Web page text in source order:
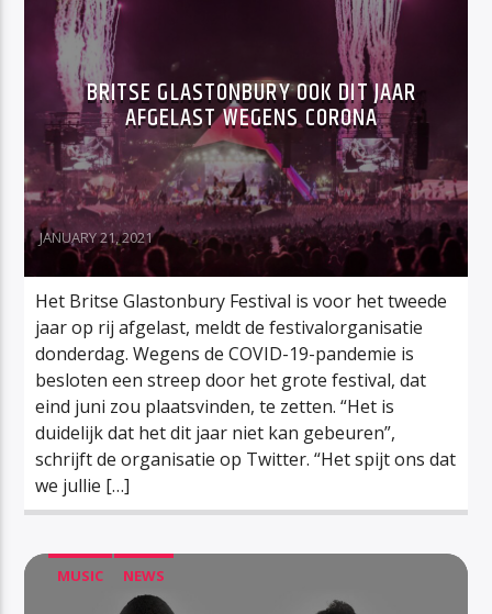
BRITSE GLASTONBURY OOK DIT JAAR
AFGELAST WEGENS CORONA
JANUARY 21, 2021
Het Britse Glastonbury Festival is voor het tweede
jaar op rij afgelast, meldt de festivalorganisatie
donderdag. Wegens de COVID-19-pandemie is
besloten een streep door het grote festival, dat
eind juni zou plaatsvinden, te zetten. “Het is
duidelijk dat het dit jaar niet kan gebeuren”,
schrijft de organisatie op Twitter. “Het spijt ons dat
we jullie […]
MUSIC NEWS